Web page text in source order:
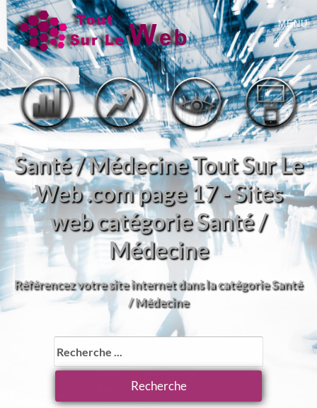
MENU
Santé / Médecine Tout Sur Le
Web .com page 17 - Sites
web catégorie Santé /
Médecine
Référencez votre site internet dans la catégorie Santé
/ Médecine